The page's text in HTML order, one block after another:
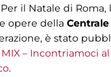
Per il Natale di
opere della
è stato
MIX – Incontriamoci
.